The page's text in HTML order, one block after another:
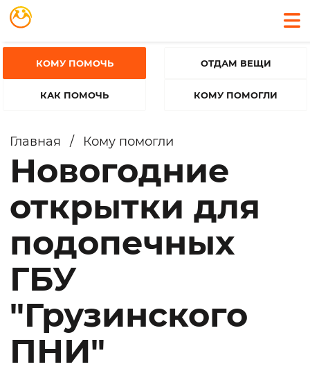
КОМУ ПОМОЧЬ
КАК ПОМОЧЬ
ОТДАМ ВЕЩИ
КОМУ ПОМОГЛИ
Главная / Кому помогли
Новогодние
открытки для
подопечных
ГБУ
"Грузинского
ПНИ"